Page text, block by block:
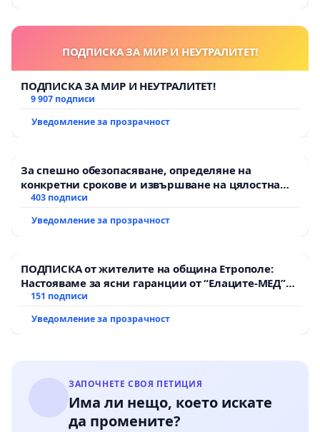
ПОДПИСКА ЗА МИР И НЕУТРАЛИТЕТ!
ПОДПИСКА ЗА МИР И НЕУТРАЛИТЕТ!
9 907 подписи
Уведомление за прозрачност
За спешно обезопасяване, определяне на
конкретни срокове и извършване на цялостна
рехабилитация на републиканския път между
Мирово - к.к. Момин проход
403 подписи
Уведомление за прозрачност
ПОДПИСКА от жителите на община Етрополе:
Настояваме за ясни гаранции от “Елаците-МЕД”
АД и от държавата, че ще се изпълнят всички
151 подписи
Уведомление за прозрачност
ЗАПОЧНЕТЕ СВОЯ ПЕТИЦИЯ
Има ли нещо, което искате
да промените?